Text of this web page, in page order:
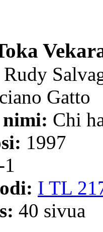
Rudy
Gatto
Chi
1997
I TL
40 sivua